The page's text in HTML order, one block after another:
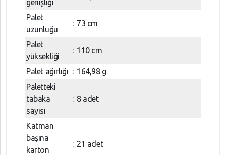
Palet
uzunluğu
: 73 cm
Palet
yüksekliği
: 110 cm
Palet ağırlığı : 164,98 g
Paletteki
tabaka
sayısı
: 8 adet
Katman
başına
karton
: 21 adet